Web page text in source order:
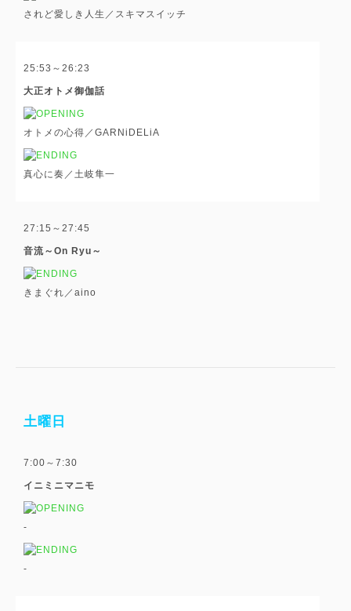
されど愛しき人生／スキマスイッチ
25:53～26:23
大正オトメ御伽話
オトメの心得／GARNiDELiA
真心に奏／土岐隼一
27:15～27:45
音流～On Ryu～
きまぐれ／aino
土曜日
7:00～7:30
イニミニマニモ
-
-